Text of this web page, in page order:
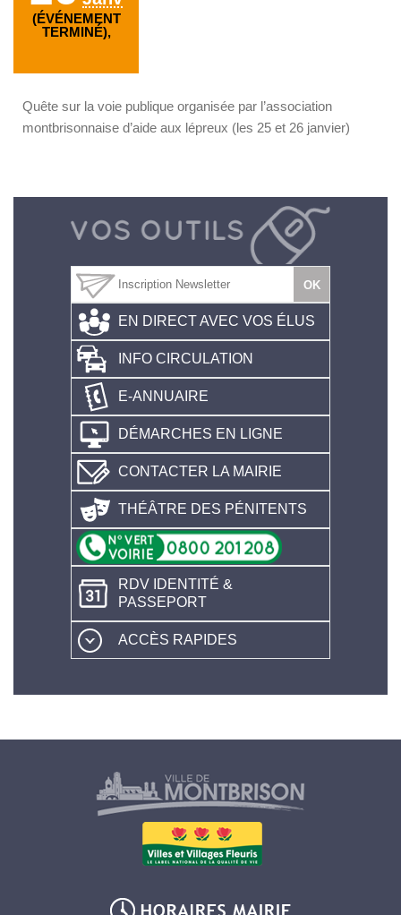
(ÉVÉNEMENT
TERMINÉ),
Quête sur la voie publique organisée par l’association
montbrisonnaise d’aide aux lépreux (les 25 et 26 janvier)
EN DIRECT AVEC VOS ÉLUS
INFO CIRCULATION
E-ANNUAIRE
DÉMARCHES EN LIGNE
CONTACTER LA MAIRIE
THÉÂTRE DES PÉNITENTS
RDV IDENTITÉ &
PASSEPORT
ACCÈS RAPIDES